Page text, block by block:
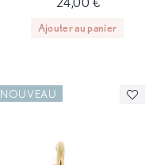
Ajouter au panier
NOUVEAU